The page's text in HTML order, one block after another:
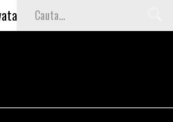
lui Nea Marin: somajul mare